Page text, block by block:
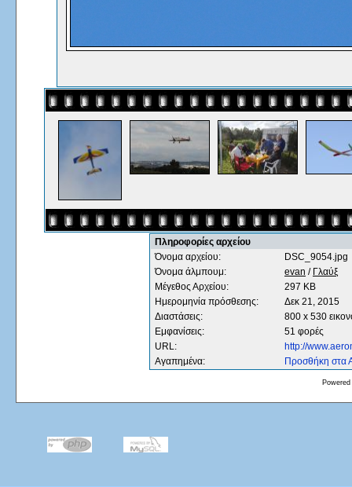
Πληροφορίες αρχείου
Όνομα αρχείου:
DSC_9054.jpg
Όνομα άλμπουμ:
evan / Γλαύξ
Μέγεθος Αρχείου:
297 KB
Ημερομηνία πρόσθεσης:
Δεκ 21, 2015
Διαστάσεις:
800 x 530
Εμφανίσεις:
51 φορές
URL:
http://
Αγαπημένα:
Προσθήκη στα